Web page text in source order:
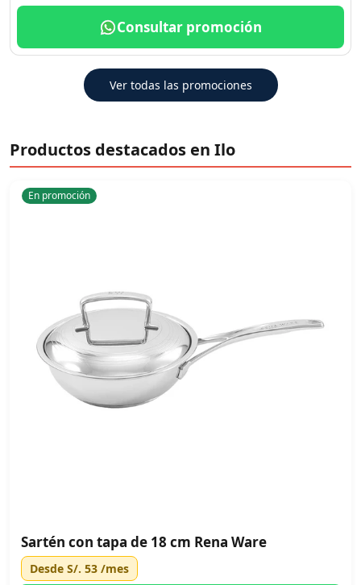
Consultar promoción
Ver todas las promociones
Productos destacados en Ilo
En promoción
Sartén con tapa de 18 cm Rena Ware
Desde S/. 53 /mes